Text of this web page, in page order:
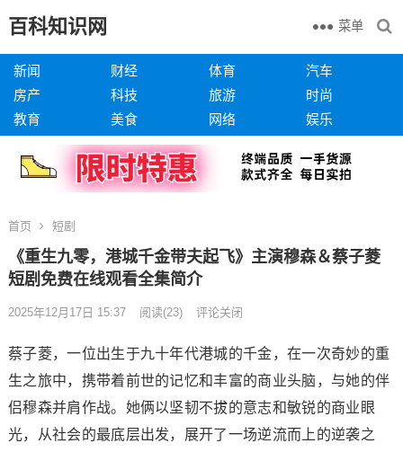
百科知识网 菜单
新闻 财经 体育
汽车
房产
科技 旅游
时尚
教育
美食 网络 娱乐
首页 短剧
《重生九零，港城千金带夫起飞》主演穆森＆蔡子菱
短剧免费在线观看全集简介
2025年12月17日 15:37 阅读(23) 评论关闭
蔡子菱，一位出生于九十年代港城的千金，在一次奇妙的重
生之旅中，携带着前世的记忆和丰富的商业头脑，与她的伴
侣穆森并肩作战。她俩以坚韧不拔的意志和敏锐的商业眼
光，从社会的最底层出发，展开了一场逆流而上的逆袭之